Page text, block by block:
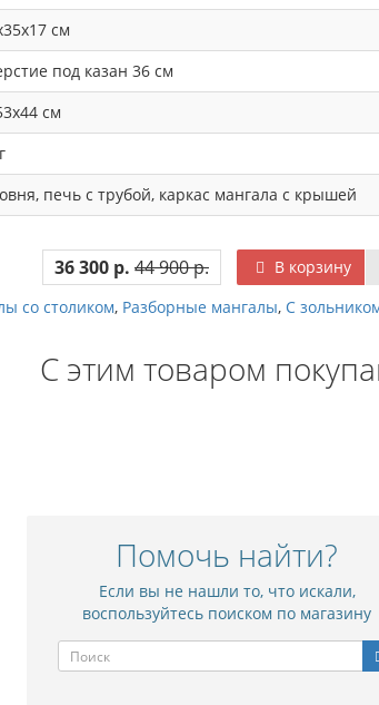
см
под казан 36 см
см
печь с трубой, каркас мангала с крышей
36 300 р. 44 900 р.
В корзину
со столиком, Разборные мангалы, С
С этим товаром
Помочь найти?
Если вы не нашли то, что искали,
воспользуйтесь поиском по магазину